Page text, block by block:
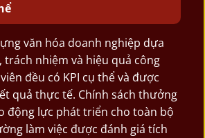
văn hóa doanh nghiệp dựa
nhiệm và hiệu quả công
đều có KPI cụ thể và được
quả thực tế. Chính sách thưởng
động lực phát triển cho toàn bộ
làm việc được đánh giá tích